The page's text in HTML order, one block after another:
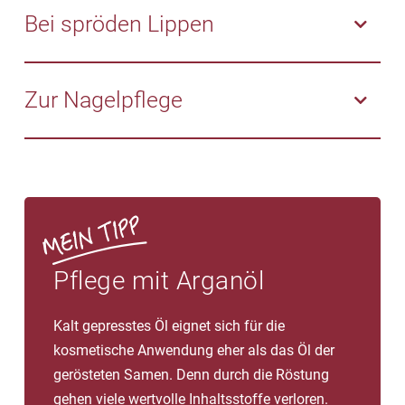
schädlichen Umwelteinflüssen.
feuchtigkeitsspendenden Inhaltsstoffen im Arganöl
und seinen nicht komedogenen Eigenschaften. Die
Schuppenbildung nimmt ab und der Juckreiz lässt
nach.
Bei spröden Lippen
Pflegendes Arganöl erhält die Lippen geschmeidig
und spendet rissigen, spröden Lippen nachhaltige
Feuchtigkeit.
Zur Nagelpflege
Arganöl schützt und nährt Nägel und Nagelhaut. Bei
Pflege mit Arganöl
Kalt gepresstes Öl eignet sich für die
kosmetische Anwendung eher als das Öl der
gerösteten Samen. Denn durch die Röstung
gehen viele wertvolle Inhaltsstoffe verloren.